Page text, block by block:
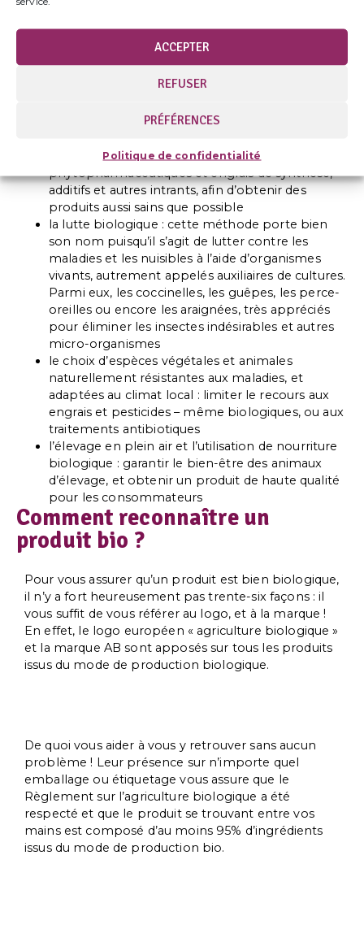
ACCEPTER
REFUSER
PRÉFÉRENCES
Politique de confidentialité
Zoom sur ces principes
indispensable pour utiliser les ressources du sol
de manière efficace, sans pour autant l’appauvrir
et le rendre stérile au fil des ans
comme le fumier en guise d’engrais ou des
animaux, plutôt que d’utiliser des produits
phytopharmaceutiques et engrais de synthèse,
additifs et autres intrants, afin d’obtenir des
produits aussi sains que possible
la lutte biologique : cette méthode porte bien
son nom puisqu’il s’agit de lutter contre les
maladies et les nuisibles à l’aide d’organismes
vivants, autrement appelés auxiliaires de cultures.
Parmi eux, les coccinelles, les guêpes, les perce-
oreilles ou encore les araignées, très appréciés
pour éliminer les insectes indésirables et autres
micro-organismes
le choix d’espèces végétales et animales
naturellement résistantes aux maladies, et
adaptées au climat local : limiter le recours aux
engrais et pesticides – même biologiques, ou aux
traitements antibiotiques
l’élevage en plein air et l’utilisation de nourriture
biologique : garantir le bien-être des animaux
d’élevage, et obtenir un produit de haute qualité
pour les consommateurs
Comment reconnaître un
produit bio ?
Pour vous assurer qu’un produit est bien biologique,
il n’y a fort heureusement pas trente-six façons : il
vous suffit de vous référer au logo, et à la marque !
En effet, le logo européen « agriculture biologique »
et la marque AB sont apposés sur tous les produits
issus du mode de production biologique.
De quoi vous aider à vous y retrouver sans aucun
problème ! Leur présence sur n’importe quel
emballage ou étiquetage vous assure que le
Règlement sur l’agriculture biologique a été
respecté et que le produit se trouvant entre vos
mains est composé d’au moins 95% d’ingrédients
issus du mode de production bio.